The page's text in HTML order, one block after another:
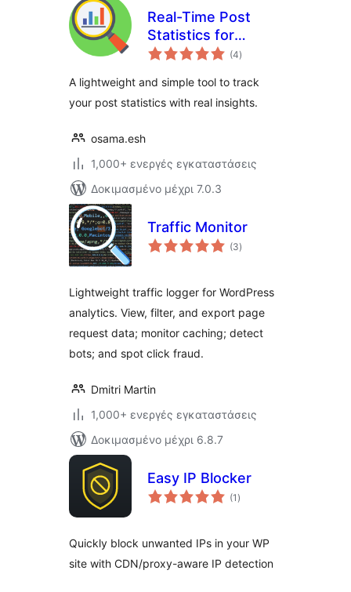
Real-Time Post
Statistics for
WordPress
(4αξιολογήσεις
σύνολο
)
A lightweight and simple tool to track
your post statistics with real insights.
osama.esh
1,000+ ενεργές εγκαταστάσεις
Δοκιμασμένο μέχρι 7.0.3
Traffic Monitor
(3αξιολογήσεις
σύνολο
)
Lightweight traffic logger for WordPress
analytics. View, filter, and export page
request data; monitor caching; detect
bots; and spot click fraud.
Dmitri Martin
1,000+ ενεργές εγκαταστάσεις
Δοκιμασμένο μέχρι 6.8.7
Easy IP Blocker
(1 αξιολογήσεις
σύνολο
)
Quickly block unwanted IPs in your WP
site with CDN/proxy-aware IP detection